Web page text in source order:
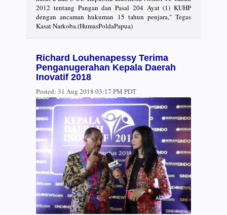
2012 tentang Pangan dan Pasal 204 Ayat (1) KUHP
dengan ancaman hukuman 15 tahun penjara," Tegas
Kasat Narkoba.(HumasPoldaPapua)
Richard Louhenapessy Terima
Penganugerahan Kepala Daerah
Inovatif 2018
Posted: 31 Aug 2018 03:17 PM PDT